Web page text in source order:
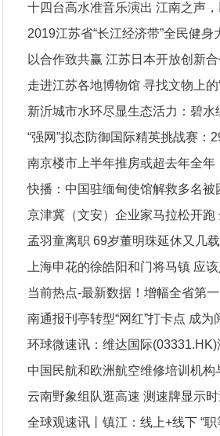
12月底试运营
十四台高水准音乐演出 江南之声
乐节的名义致敬古典
2019江苏省“长江经济带”全民健身
暨“舞动江苏”无锡赛区启动仪式举
以合作致共赢 江苏日本开放创新
流会在东京举行
走进江苏各地博物馆 寻找文物上的
娃”们
新沂城市水环尽显生态活力：碧水
绿荫满城
“强网”拟态防御国际精英挑战赛：
帽黑客”战队谁能突防？
南京楼市上半年推房或超去年全年
快播：中国驻缅甸使馆解救多名被
公民
京津冀（文安）企业家马拉松开跑
3000余名跑友觅商机_环球信息
孟羽童离职 69岁董明珠延休又几载
上海申花的徐皓阳和门将马镇 应
国家队 他们是国足的未来
当前热点-最新数据！增幅全省第
州工业投资同比增长34.7%
南通报刊亭转型“网红”打卡点 成为
读“流量”新入口
环球微速讯：维达国际(03331.HK)
董事会并无接获有关Essity策略检
何最新信息
中国民航和欧洲航空维修培训机构
落户镇江 世界消息
云南野象组队逛高速 测速牌显示
公里|全球热议
全球观速讯丨镇江：线上+线下 “职